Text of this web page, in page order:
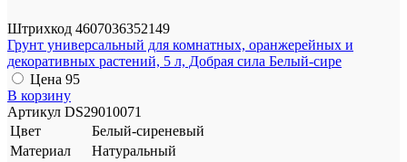
Штрихкод 4607036352149
Грунт универсальный для комнатных, оранжерейных и
декоративных растений, 5 л, Добрая сила Белый-сире
Цена 95
В корзину
Артикул DS29010071
Цвет
Белый-сиреневый
Материал
Натуральный